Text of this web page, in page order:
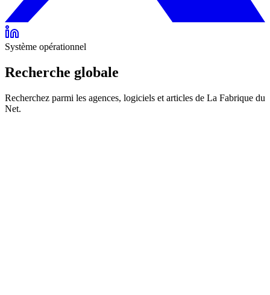
Système opérationnel
Recherche globale
Recherchez parmi les agences, logiciels et articles de La Fabrique du
Net.